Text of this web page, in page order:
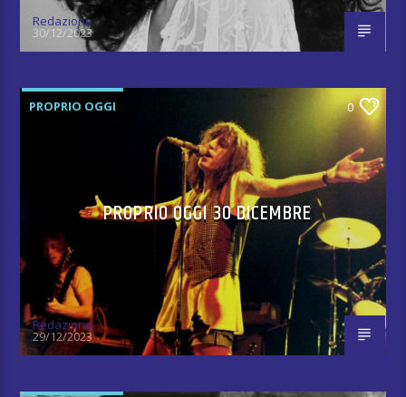
Redazione
30/12/2023
PROPRIO OGGI 0
PROPRIO OGGI 30 DICEMBRE
Redazione
29/12/2023